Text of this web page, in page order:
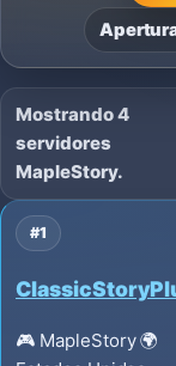
Mostrando 4
servidores
MapleStory.
#1
🎮 MapleStory 🌍